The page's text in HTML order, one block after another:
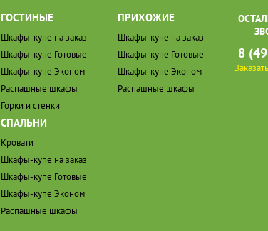
ГОСТИНЫЕ
Шкафы-купе на заказ
Шкафы-купе Готовые
Шкафы-купе Эконом
Распашные шкафы
Горки и стенки
СПАЛЬНИ
Кровати
Шкафы-купе на заказ
Шкафы-купе Готовые
Шкафы-купе Эконом
Распашные шкафы
ПРИХОЖИЕ
Шкафы-купе на заказ
Шкафы-купе Готовые
Шкафы-купе Эконом
Распашные шкафы
8